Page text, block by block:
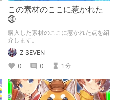
この素材のここに惹かれた
㉚
購入した素材のここに惹かれた点を紹
介します。
Z SEVEN
0
0 1 分